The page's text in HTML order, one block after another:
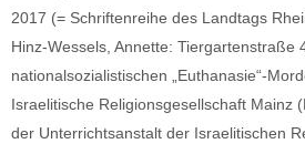
2017 (= Schriftenreihe des Landtags
Hinz-Wessels, Annette: Tiergartenstraße
nationalsozialistischen „Euthanasie“-
Israelitische Religionsgesellschaft Mainz
der Unterrichtsanstalt der Israelitischen